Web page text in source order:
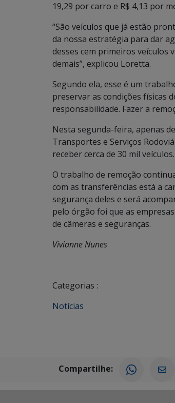
19,29 por carro e R$ 4,13 por
“São veículos que já estão
da nossa estratégia para dar
desses cem primeiros veículos
demais”, explicou Loretta.
Segundo ela, esse é um
preservar as condições físicas
responsabilidade. Fazer a
Nesta segunda-feira, apenas
Transportes e Serviços
receber cerca de 30 mil veículos.
O trabalho de remoção
com as transferências está a
segurança deles e será
pelo órgão foi que as
de câmeras e seguranças.
Vivianne Nunes
Categorias :
Notícias
Compartilhe: